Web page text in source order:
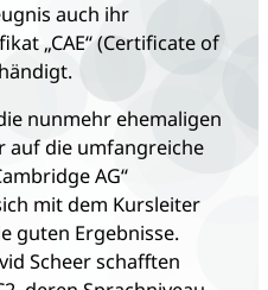
auch ihr
„CAE“ (Certificate of
nunmehr ehemaligen
auf die umfangreiche
AG“
mit dem Kursleiter
guten Ergebnisse.
Scheer schafften